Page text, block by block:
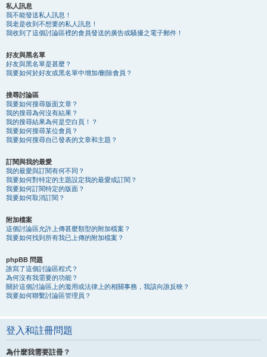
私人訊息
我不能發送私人訊息！
我老是收到不想要的私人訊息！
我收到了這個討論區裡的會員發送的廣告或騷擾之電子郵件！
好友與黑名單
好友與黑名單是甚麼？
我要如何於好友或黑名單中增加/刪除會員？
搜尋討論區
我要如何搜尋版面文章？
我的搜尋為何沒有結果？
我的搜尋結果為何是空白頁！？
我要如何搜尋某位會員？
我要如何搜尋自己發表的文章和主題？
訂閱與我的最愛
我的最愛與訂閱有何不同？
我要如何對特定的主題設定我的最愛或訂閱？
我要如何訂閱特定的版面？
我要如何取消訂閱？
附加檔案
這個討論區允許上傳甚麼類型的附加檔案？
我要如何找到所有我已上傳的附加檔案？
phpBB 問題
誰寫了這個討論區程式？
為何沒有我需要的功能？
關於這個討論區上的濫用或法律上的相關事務，我該向誰反映？
我要如何聯繫討論區管理員？
登入和註冊問題
為什麼我需要註冊？